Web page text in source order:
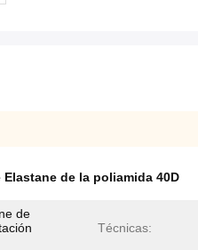
Elastane de la poliamida 40D
de
Técnicas: